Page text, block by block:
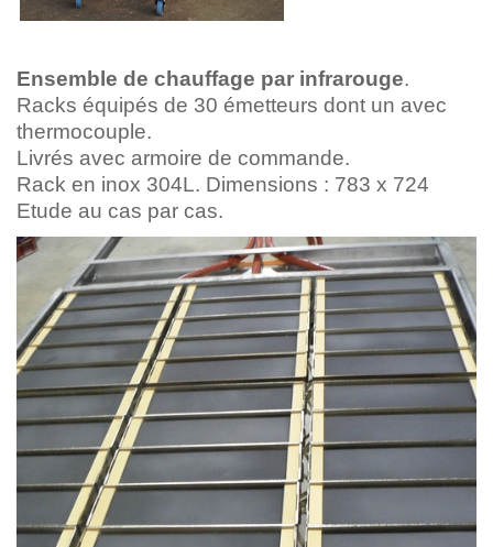
Ensemble de chauffage par infrarouge.
Racks équipés de 30 émetteurs dont un avec
thermocouple.
Livrés avec armoire de commande.
Rack en inox 304L. Dimensions : 783 x 724
Etude au cas par cas.